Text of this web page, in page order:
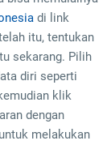
di link
itu, tentukan
sekarang. Pilih
diri seperti
klik
dengan
melakukan